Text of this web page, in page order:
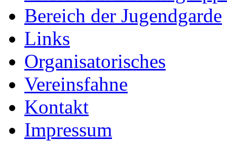
Bereich der Jugendgarde
Links
Organisatorisches
Vereinsfahne
Kontakt
Impressum